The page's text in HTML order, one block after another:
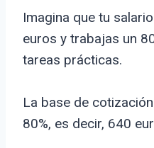
Imagina que tu
euros y trabajas un
tareas prácticas.
La base de
80%, es decir, 640